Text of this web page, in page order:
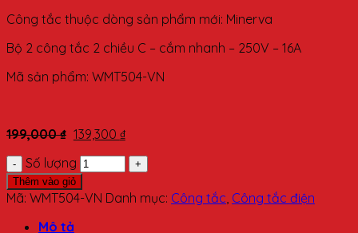
Công tắc thuộc dòng sản phẩm mới: Minerva
Bộ 2 công tắc 2 chiều C – cắm nhanh – 250V – 16A
Mã sản phẩm: WMT504-VN
199,000₫ 139,300 ₫
Số lượng
Thêm vào giỏ
Mã: WMT504-VN Danh mục: Công tắc Công tắc điện
Mô tả